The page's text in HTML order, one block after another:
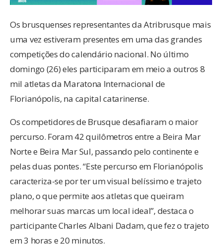
Os brusquenses representantes da Atribrusque mais
uma vez estiveram presentes em uma das grandes
competições do calendário nacional. No último
domingo (26) eles participaram em meio a outros 8
mil atletas da Maratona Internacional de
Florianópolis, na capital catarinense.
Os competidores de Brusque desafiaram o maior
percurso. Foram 42 quilômetros entre a Beira Mar
Norte e Beira Mar Sul, passando pelo continente e
pelas duas pontes. “Este percurso em Florianópolis
caracteriza-se por ter um visual belíssimo e trajeto
plano, o que permite aos atletas que queiram
melhorar suas marcas um local ideal”, destaca o
participante Charles Albani Dadam, que fez o trajeto
em 3 horas e 20 minutos.